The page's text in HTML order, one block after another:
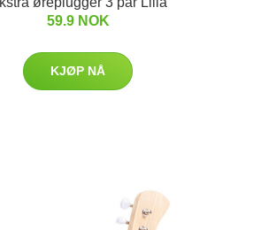
59.9 NOK
KJØP NÅ